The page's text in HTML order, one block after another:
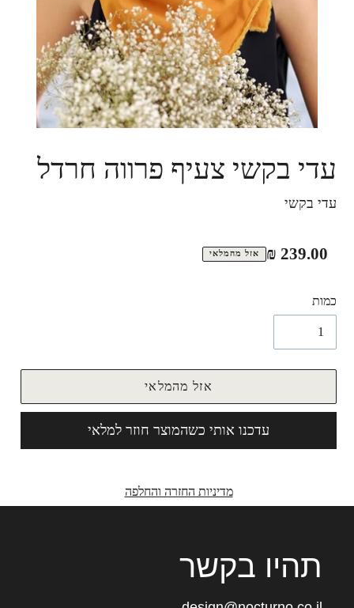
עדי בקשי צעיף פרווה חרדל
עדי בקשי
מחיר
239.00 ₪ אזל מהמלאי
כמות
אזל מהמלאי
עדכנו אותי כשהמוצר חוזר למלאי
מדיניות החזרה והחלפה
תהיו בקשר